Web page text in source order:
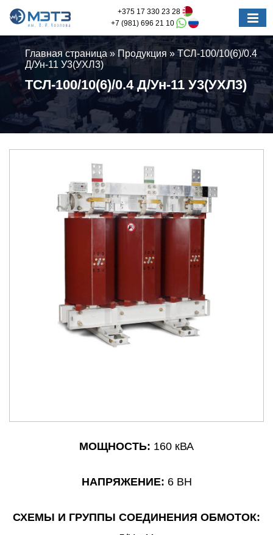
+375 17 330 23 28
+7 (981) 696 21 10
Главная страница» Продукция »ТСЛ-100/10(6)/0.4
Д/Ун-11 У3(УХЛ3)
ТСЛ-100/10(6)/0.4 Д/Ун-11 У3(УХЛ3)
МОЩНОСТЬ: 160 кВА
НАПРЯЖЕНИЕ: 6 ВН
СХЕМЫ И ГРУППЫ СОЕДИНЕНИЯ ОБМОТОК: